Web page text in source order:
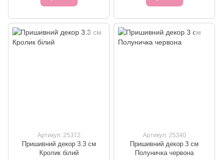
Артикул: 25372
Пришивний декор 3.3 см
Кролик білий
Артикул: 25340
Пришивний декор 3 см
Полуничка червона